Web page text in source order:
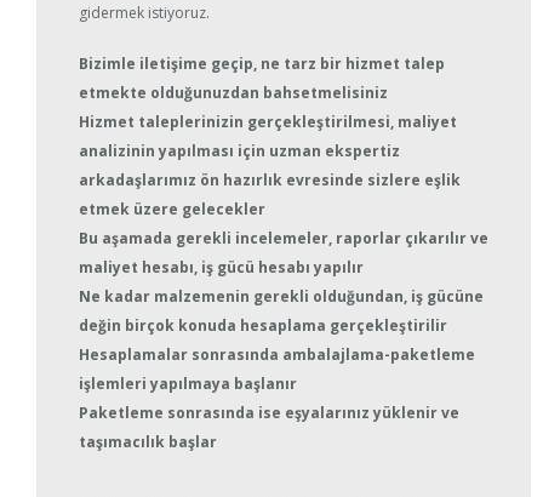
gidermek istiyoruz.
Bizimle iletişime geçip, ne tarz bir hizmet talep
etmekte olduğunuzdan bahsetmelisiniz
Hizmet taleplerinizin gerçekleştirilmesi, maliyet
analizinin yapılması için uzman ekspertiz
arkadaşlarımız ön hazırlık evresinde sizlere eşlik
etmek üzere gelecekler
Bu aşamada gerekli incelemeler, raporlar çıkarılır ve
maliyet hesabı, iş gücü hesabı yapılır
Ne kadar malzemenin gerekli olduğundan, iş gücüne
değin birçok konuda hesaplama gerçekleştirilir
Hesaplamalar sonrasında ambalajlama-paketleme
işlemleri yapılmaya başlanır
Paketleme sonrasında ise eşyalarınız yüklenir ve
taşımacılık başlar